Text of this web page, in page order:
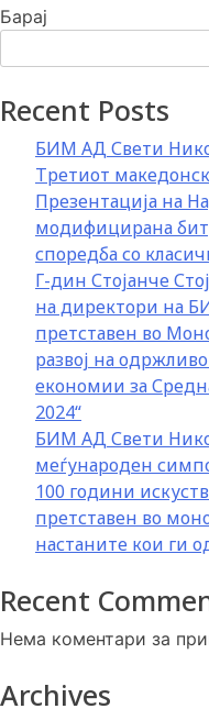
Барај
Recent Posts
БИМ АД Свети
Третиот
Презентација на
модифицирана
споредба со
Г-дин Стојанче
на директори на
претставен во
развој на
економии за
2024“
БИМ АД Свети
меѓународен
100 години
претставен во
настаните кои ги
Recent
Нема коментари за
Archives